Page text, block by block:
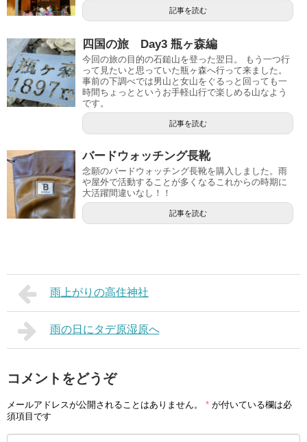
記事を読む
四国の旅 Day3 瓶ヶ森編
今回の旅の目的の石鎚山を登った翌日。 もう一つ行
って見たいと思っていた瓶ヶ森へ行って来ました。
事前の下調べでは男山と女山をぐるっと回っても一
時間ちょっとというお手軽山行で楽しめる山なよう
です。
記事を読む
バードウォッチング長靴
念願のバードウォッチング長靴を購入しました。雨
や屋外で活動することが多くなるこれからの時期に
大活躍間違いなし！！
記事を読む
雨上がりの高住神社
雨の日にタデ原湿原へ
コメントをどうぞ
メールアドレスが公開されることはありません。 * が付いている欄は必
須項目です